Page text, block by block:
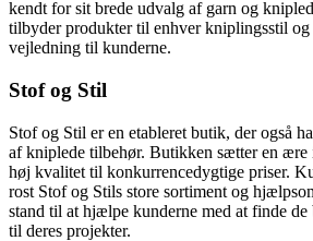
kendt for sit brede udvalg af garn og
tilbyder produkter til enhver kniplingsstil
vejledning til kunderne.
Stof og Stil
Stof og Stil er en etableret butik, der også
af kniplede tilbehør. Butikken sætter en
høj kvalitet til konkurrencedygtige priser.
rost Stof og Stils store sortiment og
stand til at hjælpe kunderne med at finde
til deres projekter.